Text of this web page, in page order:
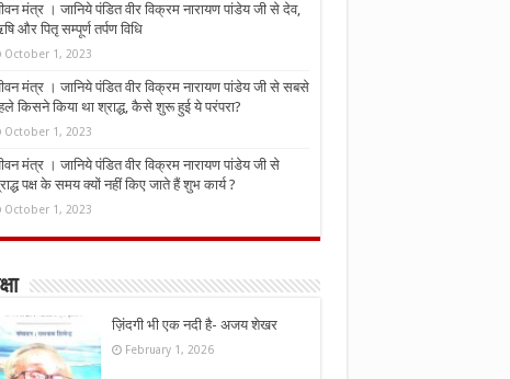
मंत्र । जानिये पंडित वीर विक्रम नारायण पांडेय जी से देव,
और पितृ सम्पूर्ण तर्पण विधि
October 1, 2023
मंत्र । जानिये पंडित वीर विक्रम नारायण पांडेय जी से सबसे
किसने किया था श्राद्ध, कैसे शुरू हुई ये परंपरा?
October 1, 2023
मंत्र । जानिये पंडित वीर विक्रम नारायण पांडेय जी से
पक्ष के समय क्यों नहीं किए जाते हैं शुभ कार्य ?
October 1, 2023
ज़िंदगी भी एक नदी है- अजय शेखर
February 1, 2026